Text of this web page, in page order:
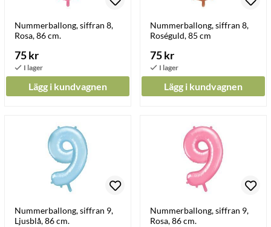
Nummerballong, siffran 8,
Rosa, 86 cm.
75 kr
Lägg i kundvagnen
Nummerballong, siffran 8,
Roséguld, 85 cm
75 kr
Lägg i kundvagnen
Nummerballong, siffran 9,
Ljusblå, 86 cm.
Nummerballong, siffran 9,
Rosa, 86 cm.